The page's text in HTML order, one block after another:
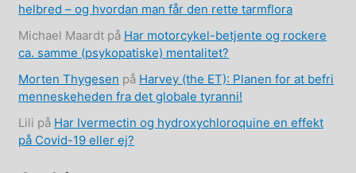
helbred – og hvordan man får den rette tarmflora
Michael Maardt på Har motorcykel-betjente og rockere
ca. samme (psykopatiske) mentalitet?
Morten Thygesen på Harvey (the ET): Planen for at befri
menneskeheden fra det globale tyranni!
Lili på Har Ivermectin og hydroxychloroquine en effekt
på Covid-19 eller ej?